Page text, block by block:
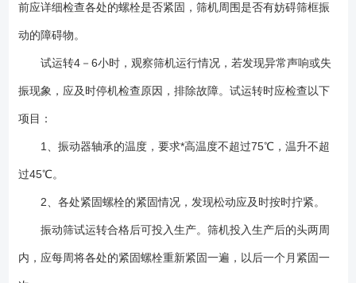
前应详细检查各处的螺栓是否紧固，筛机周围是否有妨碍筛框振
动的障碍物。
试运转4－6小时，观察筛机运行情况，若发现异常声响或失
振现象，应及时停机检查原因，排除故障。试运转时应检查以下
项目：
1、振动器轴承的温度，要求*高温度不超过75℃，温升不超
过45℃。
2、各处紧固螺栓的紧固情况，发现松动应及时按时拧紧。
振动筛试运转合格后可投入生产。筛机投入生产后的头两周
内，应每周将各处的紧固螺栓重新紧固一遍，以后一个月紧固一